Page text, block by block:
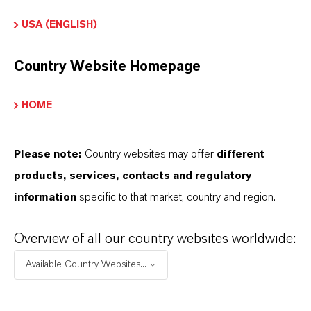
Sicherheitsdatenblatt
SPRACHE AUSWÄHLEN
USA (ENGLISH)
Country Website Homepage
HOME
Please note: Country websites may offer different
products, services, contacts and regulatory
information specific to that market, country and region.
Overview of all our country websites worldwide:
Available Country Websites...